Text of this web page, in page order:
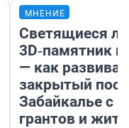
МНЕНИЕ
Светящиеся
3D‑памятник и
— как
закрытый
Забайкалье с
грантов и